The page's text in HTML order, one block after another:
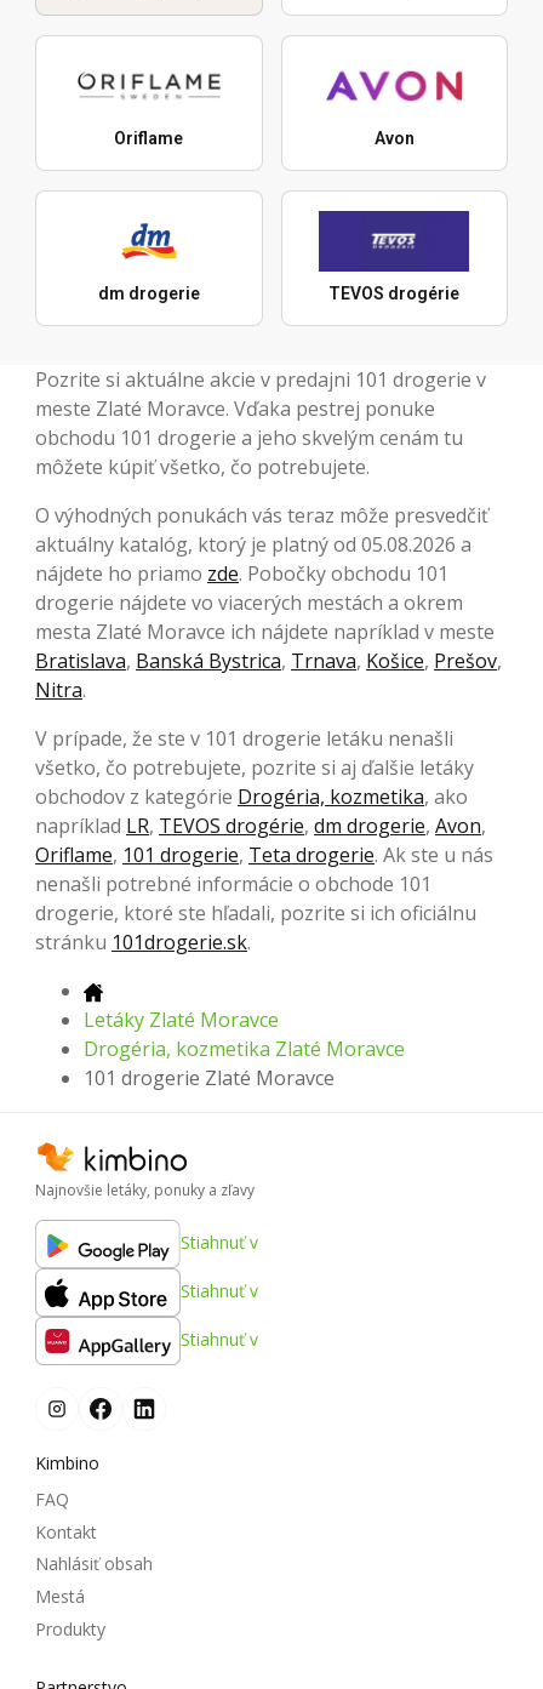
Oriflame Avon
dm drogerie TEVOS drogérie
Pozrite si aktuálne akcie v predajni 101 drogerie v
meste Zlaté Moravce. Vďaka pestrej ponuke
obchodu 101 drogerie a jeho skvelým cenám tu
môžete kúpiť všetko, čo potrebujete.
O výhodných ponukách vás teraz môže presvedčiť
aktuálny katalóg, ktorý je platný od 05.08.2026 a
nájdete ho priamo zde. Pobočky obchodu 101
drogerie nájdete vo viacerých mestách a okrem
mesta Zlaté Moravce ich nájdete napríklad v meste
Bratislava, Banská Bystrica, Trnava, Košice, Prešov,
Nitra.
V prípade, že ste v 101 drogerie letáku nenašli
všetko, čo potrebujete, pozrite si aj ďalšie letáky
obchodov z kategórie Drogéria, kozmetika, ako
napríklad LR, TEVOS drogérie, dm drogerie, Avon,
Oriflame, 101 drogerie, Teta drogerie. Ak ste u nás
nenašli potrebné informácie o obchode 101
drogerie, ktoré ste hľadali, pozrite si ich oficiálnu
stránku 101drogerie.sk.
Letáky Zlaté Moravce
Drogéria, kozmetika Zlaté Moravce
101 drogerie Zlaté Moravce
Najnovšie letáky, ponuky a zľavy
Stiahnuť v
Stiahnuť v
Stiahnuť v
Kimbino
FAQ
Kontakt
Nahlásiť obsah
Mestá
Produkty